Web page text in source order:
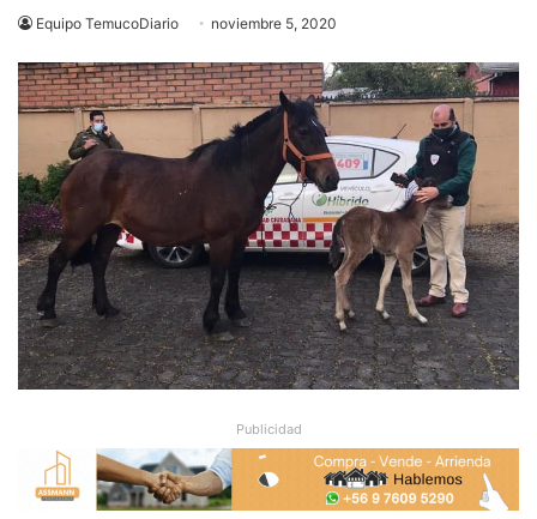
Equipo TemucoDiario noviembre 5, 2020
Publicidad